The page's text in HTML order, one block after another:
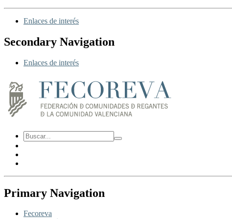
Enlaces de interés
Secondary Navigation
Enlaces de interés
Primary Navigation
Fecoreva